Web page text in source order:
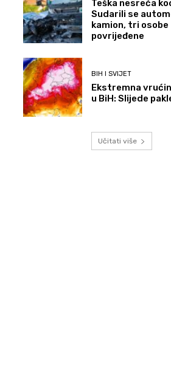
Teška nesreća
Sudarili se
kamion, tri osobe
povrijeđene
BIH I SVIJET
Ekstremna
u BiH: Slijede
Učitati više